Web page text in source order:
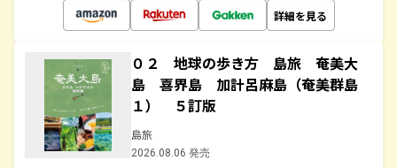
詳細を見る
０２ 地球の歩き方 島旅 奄美大
島 喜界島 加計呂麻島（奄美群島
１） ５訂版
島旅
2026.08.06 発売